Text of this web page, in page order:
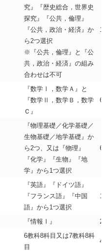
究』『歴史総合，世界史
探究』『公共，倫理』
『公共，政治・経済』か
ら2つ選択
※『公共，倫理』と『公
共，政治・経済』の組み
合わせは不可
『数学Ⅰ，数学Ａ』と
『数学Ⅱ，数学Ｂ，数学
Ｃ』
65
『物理基礎／化学基礎／
生物基礎／地学基礎』か
ら2つ、又は『物理』
『化学』『生物』『地
学』から1つ選択
65
『英語』『ドイツ語』
『フランス語』『中国
語』から1つ選択
『情報Ⅰ』 20
6教科8科目又は7教科8科
目